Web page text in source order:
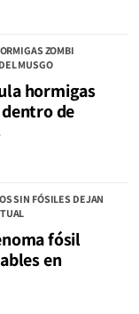
ZOMBI
MUSGO
hormigas
de
SIN FÓSILES DEJAN
fósil
en